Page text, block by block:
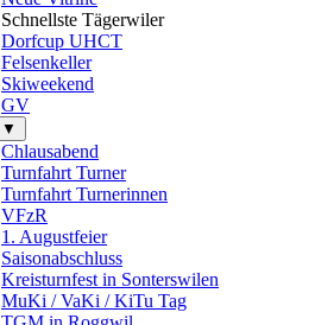
Schnellste Tägerwiler
Dorfcup UHCT
Felsenkeller
Skiweekend
GV
▼
Chlausabend
Turnfahrt Turner
Turnfahrt Turnerinnen
VFzR
1. Augustfeier
Saisonabschluss
Kreisturnfest in Sonterswilen
MuKi / VaKi / KiTu Tag